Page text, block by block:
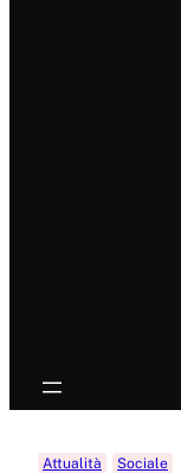
Attualità Sociale